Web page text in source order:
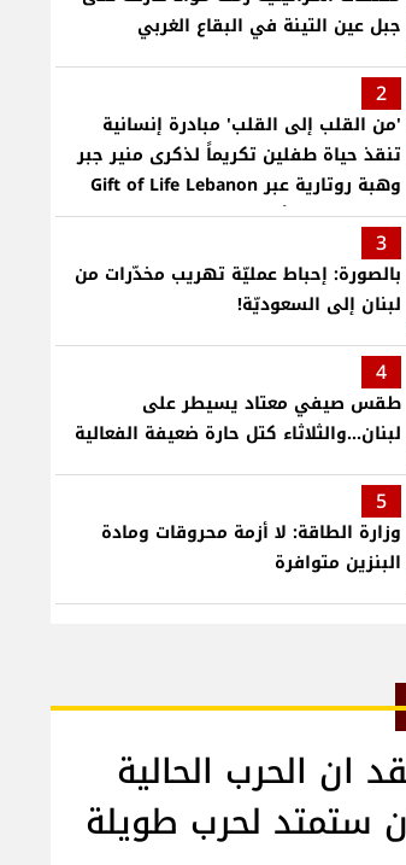
جبل عين التينة في البقاع الغربي
2
'من القلب إلى القلب' مبادرة إنسانية
تنقذ حياة طفلين تكريماً لذكرى منير جبر
وهبة روتارية عبر Gift of Life Lebanon
لعمليات قلب لأطفال في مستشفى حمود
الجامعي
3
بالصورة: إحباط عمليّة تهريب مخدّرات من
لبنان إلى السعوديّة!
4
طقس صيفي معتاد يسيطر على
لبنان...والثلاثاء كتل حارة ضعيفة الفعالية
5
وزارة الطاقة: لا أزمة محروقات ومادة
البنزين متوافرة
ان الحرب الحالية
ستمتد لحرب طويلة